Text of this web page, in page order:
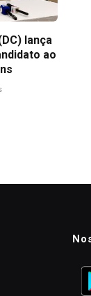
lança
ao